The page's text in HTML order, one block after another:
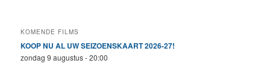
KOMENDE FILMS
KOOP NU AL UW SEIZOENSKAART 2026-27!
zondag 9 augustus - 20:00